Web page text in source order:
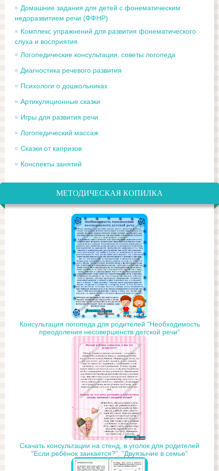
Домашние задания для детей с фонематическим
недоразвитием речи (ФФНР)
Комплекс упражнений для развития фонематического
слуха и восприятия
Логопедические консультации, советы логопеда
Диагностика речевого развития
Психологи о дошкольниках
Артикуляционные сказки
Игры для развития речи
Логопедический массаж
Сказки от капризов
Конспекты занятий
МЕТОДИЧЕСКАЯ КОПИЛКА
Консультация логопеда для родителей "Необходимость
преодоления несовершенств детской речи"
Скачать консультации на стенд, в уголок для родителей
"Если ребёнок заикается?", "Двуязычие в семье"